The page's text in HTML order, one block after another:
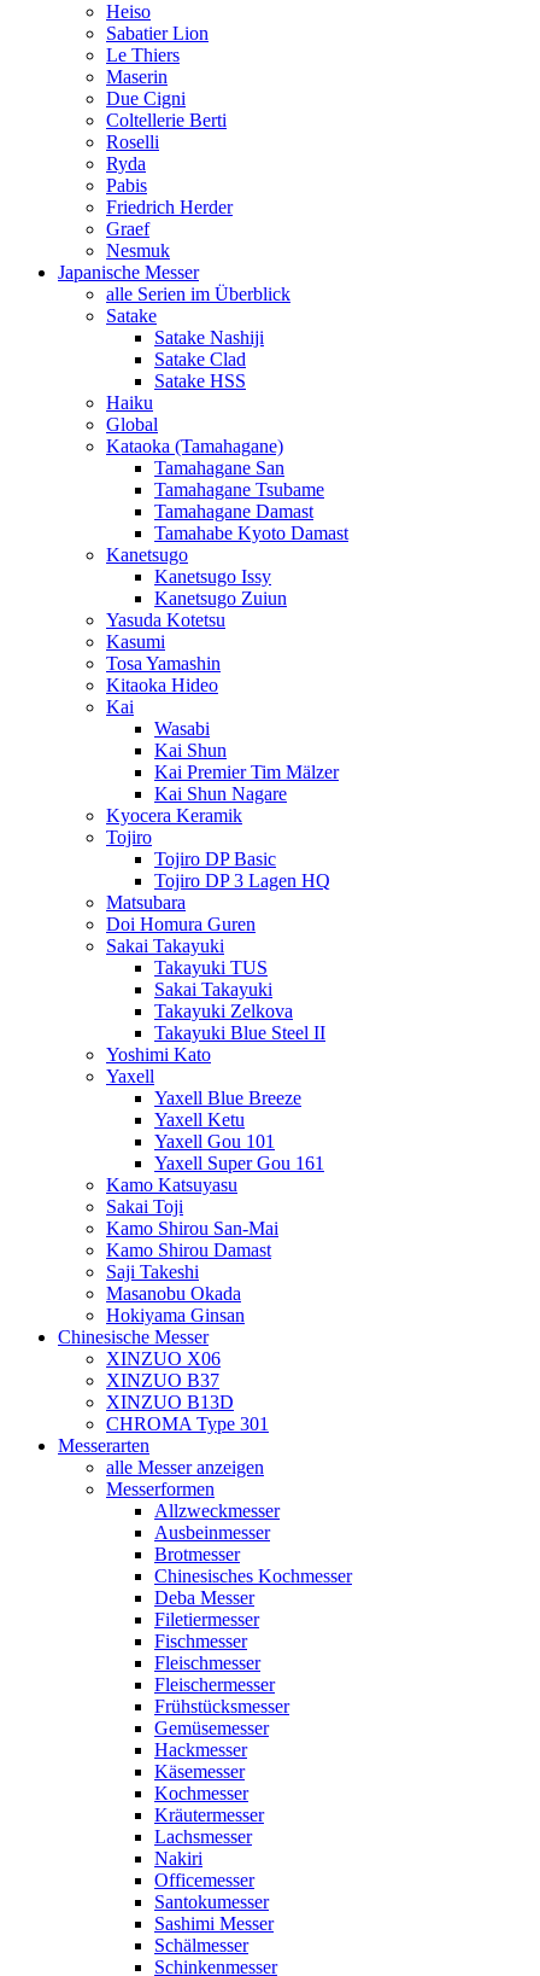
Heiso
Sabatier Lion
Le Thiers
Maserin
Due Cigni
Coltellerie Berti
Roselli
Ryda
Pabis
Friedrich Herder
Graef
Nesmuk
Japanische Messer
alle Serien im Überblick
Satake
Satake Nashiji
Satake Clad
Satake HSS
Haiku
Global
Kataoka (Tamahagane)
Tamahagane San
Tamahagane Tsubame
Tamahagane Damast
Tamahabe Kyoto Damast
Kanetsugo
Kanetsugo Issy
Kanetsugo Zuiun
Yasuda Kotetsu
Kasumi
Tosa Yamashin
Kitaoka Hideo
Kai
Wasabi
Kai Shun
Kai Premier Tim Mälzer
Kai Shun Nagare
Kyocera Keramik
Tojiro
Tojiro DP Basic
Tojiro DP 3 Lagen HQ
Matsubara
Doi Homura Guren
Sakai Takayuki
Takayuki TUS
Sakai Takayuki
Takayuki Zelkova
Takayuki Blue Steel II
Yoshimi Kato
Yaxell
Yaxell Blue Breeze
Yaxell Ketu
Yaxell Gou 101
Yaxell Super Gou 161
Kamo Katsuyasu
Sakai Toji
Kamo Shirou San-Mai
Kamo Shirou Damast
Saji Takeshi
Masanobu Okada
Hokiyama Ginsan
Chinesische Messer
XINZUO X06
XINZUO B37
XINZUO B13D
CHROMA Type 301
Messerarten
alle Messer anzeigen
Messerformen
Allzweckmesser
Ausbeinmesser
Brotmesser
Chinesisches Kochmesser
Deba Messer
Filetiermesser
Fischmesser
Fleischmesser
Fleischermesser
Frühstücksmesser
Gemüsemesser
Hackmesser
Käsemesser
Kochmesser
Kräutermesser
Lachsmesser
Nakiri
Officemesser
Santokumesser
Sashimi Messer
Schälmesser
Schinkenmesser